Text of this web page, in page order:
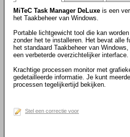
MiTeC Task Manager DeLuxe is een
het Taakbeheer van Windows.
Portable lichtgewicht tool die kan
zonder het te installeren. Het bevat alle
het standaard Taakbeheer van
een verbeterde overzichtelijker interface.
Krachtige processen monitor met
gedetailleerde informatie. Je kunt
processen tegelijkertijd bekijken.
Stel een correctie voor